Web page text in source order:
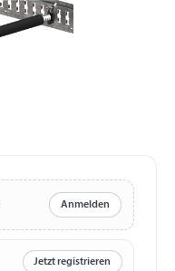
Anmelden
Jetzt registrieren